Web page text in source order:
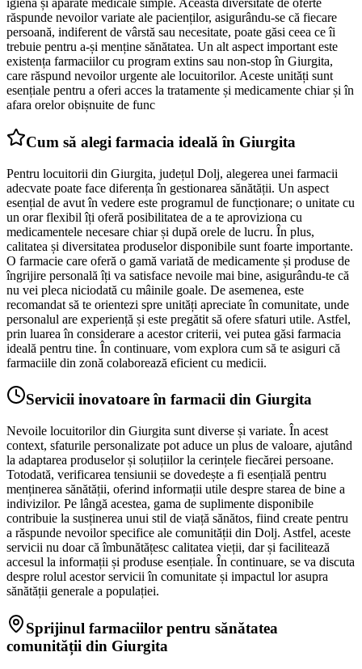
igienă și aparate medicale simple. Această diversitate de oferte
răspunde nevoilor variate ale pacienților, asigurându-se că fiecare
persoană, indiferent de vârstă sau necesitate, poate găsi ceea ce îi
trebuie pentru a-și menține sănătatea. Un alt aspect important este
existența farmaciilor cu program extins sau non-stop în Giurgita,
care răspund nevoilor urgente ale locuitorilor. Aceste unități sunt
esențiale pentru a oferi acces la tratamente și medicamente chiar și în
afara orelor obișnuite de func
Cum să alegi farmacia ideală în Giurgita
Pentru locuitorii din Giurgita, județul Dolj, alegerea unei farmacii
adecvate poate face diferența în gestionarea sănătății. Un aspect
esențial de avut în vedere este programul de funcționare; o unitate cu
un orar flexibil îți oferă posibilitatea de a te aproviziona cu
medicamentele necesare chiar și după orele de lucru. În plus,
calitatea și diversitatea produselor disponibile sunt foarte importante.
O farmacie care oferă o gamă variată de medicamente și produse de
îngrijire personală îți va satisface nevoile mai bine, asigurându-te că
nu vei pleca niciodată cu mâinile goale. De asemenea, este
recomandat să te orientezi spre unități apreciate în comunitate, unde
personalul are experiență și este pregătit să ofere sfaturi utile. Astfel,
prin luarea în considerare a acestor criterii, vei putea găsi farmacia
ideală pentru tine. În continuare, vom explora cum să te asiguri că
farmaciile din zonă colaborează eficient cu medicii.
Servicii inovatoare în farmacii din Giurgita
Nevoile locuitorilor din Giurgita sunt diverse și variate. În acest
context, sfaturile personalizate pot aduce un plus de valoare, ajutând
la adaptarea produselor și soluțiilor la cerințele fiecărei persoane.
Totodată, verificarea tensiunii se dovedește a fi esențială pentru
menținerea sănătății, oferind informații utile despre starea de bine a
indivizilor. Pe lângă acestea, gama de suplimente disponibile
contribuie la susținerea unui stil de viață sănătos, fiind create pentru
a răspunde nevoilor specifice ale comunității din Dolj. Astfel, aceste
servicii nu doar că îmbunătățesc calitatea vieții, dar și facilitează
accesul la informații și produse esențiale. În continuare, se va discuta
despre rolul acestor servicii în comunitate și impactul lor asupra
sănătății generale a populației.
Sprijinul farmaciilor pentru sănătatea
comunității din Giurgita